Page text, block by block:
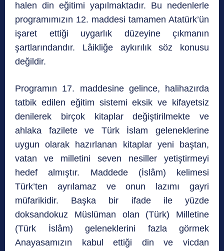
halen din eğitimi yapılmaktadır. Bu nedenlerle
programımızın 12. maddesi tamamen Atatürk’ün
işaret ettiği uygarlık düzeyine çıkmanın
şartlarındandır. Lâikliğe aykırılık söz konusu
değildir.
Programın 17. maddesine gelince, halihazırda
tatbik edilen eğitim sistemi eksik ve kifayetsiz
denilerek birçok kitaplar değiştirilmekte ve
ahlaka fazilete ve Türk İslam geleneklerine
uygun olarak hazırlanan kitaplar yeni baştan,
vatan ve milletini seven nesiller yetiştirmeyi
hedef almıştır. Maddede (İslâm) kelimesi
Türk’ten ayrılamaz ve onun lazımı gayri
müfarikidir. Başka bir ifade ile yüzde
doksandokuz Müslüman olan (Türk) Milletine
(Türk İslâm) geleneklerini fazla görmek
Anayasamızın kabul ettiği din ve vicdan